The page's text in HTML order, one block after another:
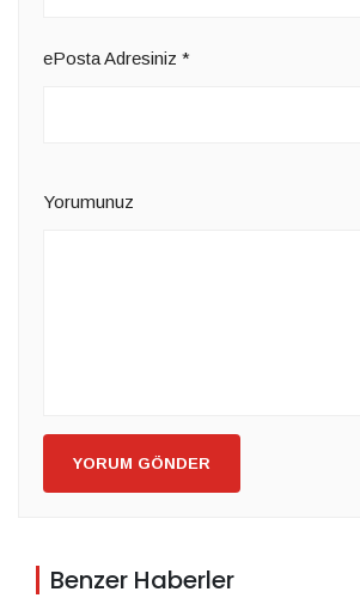
ePosta Adresiniz *
Yorumunuz
YORUM GÖNDER
Benzer Haberler